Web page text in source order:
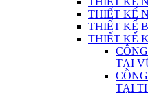
THIẾT KẾ
THIẾT KẾ
THIẾT KẾ
TẠI
TẠI